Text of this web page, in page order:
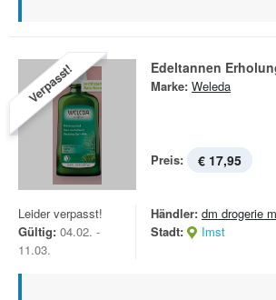
Verpasst! Edeltannen
Marke: Weleda
Preis: € 17,95
Leider verpasst!
Gültig: 04.02. -
11.03.
Händler: dm drogerie
Stadt:
Imst